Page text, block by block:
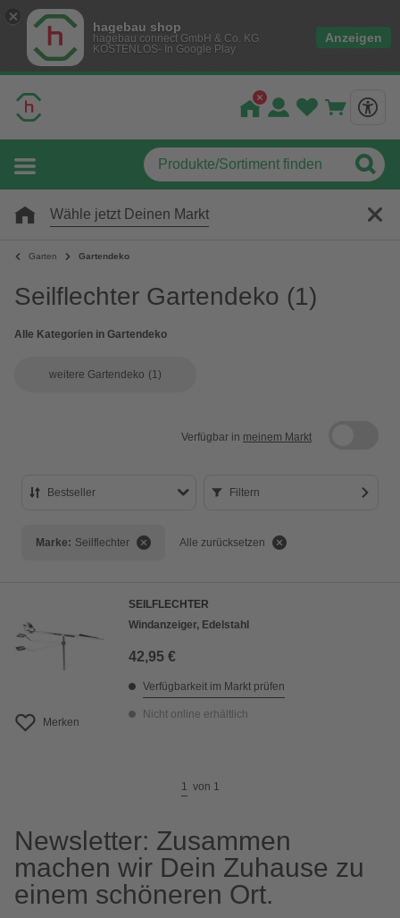
hagebau shop
hagebau connect GmbH & Co. KG
KOSTENLOS- In Google Play
Anzeigen
Wähle jetzt Deinen Markt
Garten Gartendeko
Seilflechter Gartendeko (1)
Alle Kategorien in Gartendeko
weitere Gartendeko (1)
Verfügbar in meinem Markt
Bestseller Filtern
Marke: Seilflechter Alle zurücksetzen
Merken
SEILFLECHTER
Windanzeiger, Edelstahl
42,95 €
Verfügbarkeit im Markt prüfen
Nicht online erhältlich
1 von 1
Newsletter: Zusammen
machen wir Dein Zuhause zu
einem schöneren Ort.